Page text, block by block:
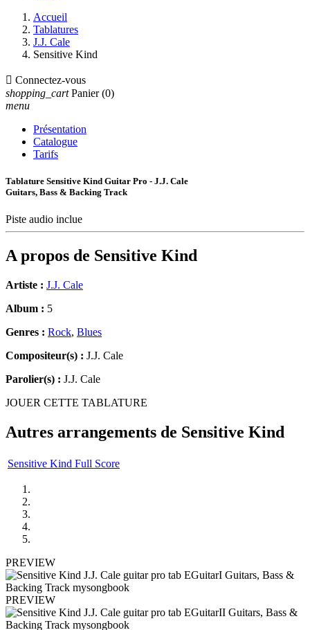
Accueil
Tablatures
J.J. Cale
Sensitive Kind
 Connectez-vous
shopping_cart Panier (0)
menu
Présentation
Catalogue
Tarifs
Tablature Sensitive Kind Guitar Pro - J.J. Cale
Guitars, Bass & Backing Track
Piste audio inclue
A propos de Sensitive Kind
Artiste : J.J. Cale
Album : 5
Genres : Rock, Blues
Compositeur(s) : J.J. Cale
Parolier(s) : J.J. Cale
JOUER CETTE TABLATURE
Autres arrangements de Sensitive Kind
Sensitive Kind Full Score
PREVIEW
PREVIEW